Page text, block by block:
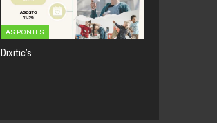
AS PONTES
Dixitic’s